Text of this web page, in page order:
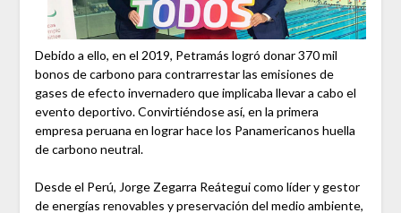
Debido a ello, en el 2019, Petramás logró donar 370 mil
bonos de carbono para contrarrestar las emisiones de
gases de efecto invernadero que implicaba llevar a cabo el
evento deportivo. Convirtiéndose así, en la primera
empresa peruana en lograr hace los Panamericanos huella
de carbono neutral.
Desde el Perú, Jorge Zegarra Reátegui como líder y gestor
de energías renovables y preservación del medio ambiente,